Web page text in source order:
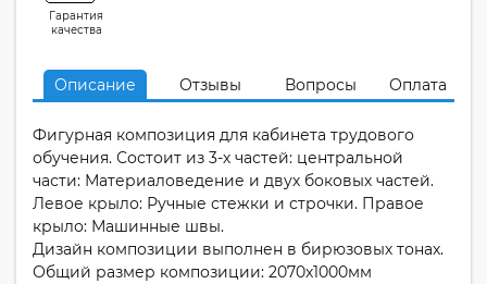
Гарантия
качества
Описание Отзывы Вопросы Оплата
Фигурная композиция для кабинета трудового
обучения. Состоит из 3-х частей: центральной
части: Материаловедение и двух боковых частей.
Левое крыло: Ручные стежки и строчки. Правое
крыло: Машинные швы.
Дизайн композиции выполнен в бирюзовых тонах.
Общий размер композиции: 2070х1000мм